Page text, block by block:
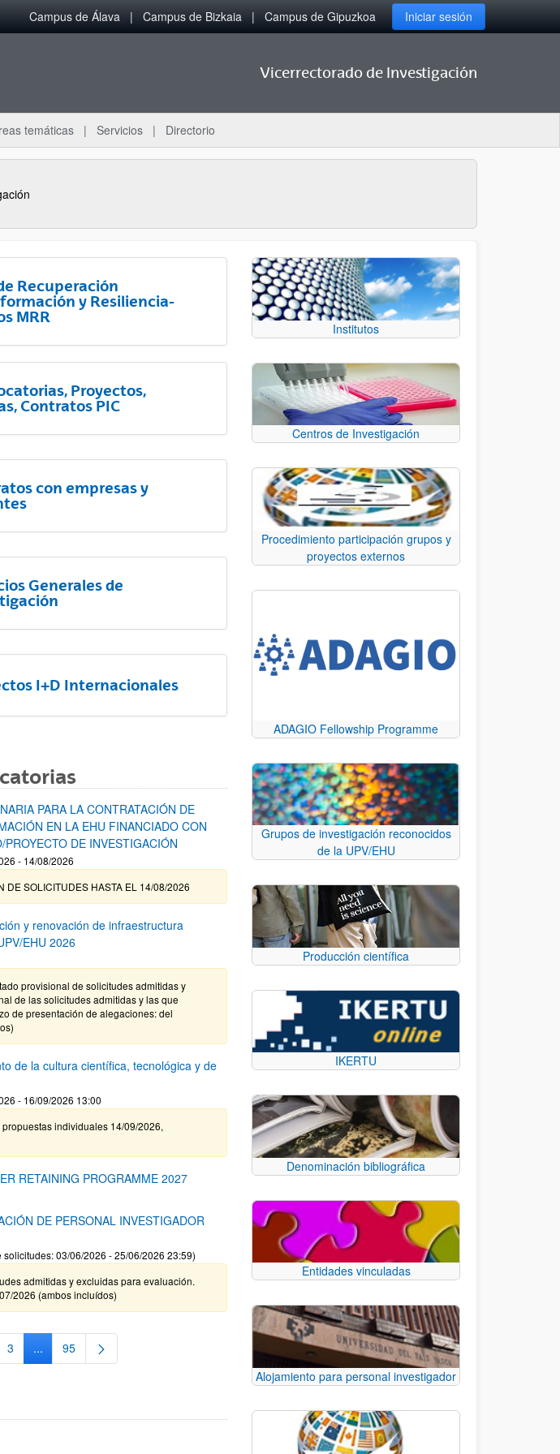
Campus de Álava Campus de Bizkaia Campus de Gipuzkoa Iniciar sesión
Vicerrectorado de Investigación
temáticas Servicios Directorio
Recuperación
y Resiliencia-
MRR
Proyectos,
Contratos PIC
con empresas y
Generales de
I+D Internacionales
PARA LA CONTRATACIÓN DE
EN LA EHU FINANCIADO CON
DE INVESTIGACIÓN
- 14/08/2026
DE SOLICITUDES HASTA EL 14/08/2026
y renovación de infraestructura
EHU 2026
provisional de solicitudes admitidas y
de las solicitudes admitidas y las que
de presentación de alegaciones: del
de la cultura científica, tecnológica y de
- 16/09/2026 13:00
individuales 14/09/2026,
RETAINING PROGRAMME 2027
DE PERSONAL INVESTIGADOR
03/06/2026 - 25/06/2026 23:59)
admitidas y excluidas para evaluación.
2026 (ambos incluídos)
Página
3 ...Páginas intermedias Use TAB para desplazarse.
Página
95
Institutos
Centros de Investigación
Procedimiento participación grupos y
proyectos externos
ADAGIO Fellowship Programme
Grupos de investigación reconocidos
de la UPV/EHU
Producción científica
IKERTU
Denominación bibliográfica
Entidades vinculadas
Alojamiento para personal investigador